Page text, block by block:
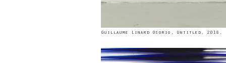
Guillaume Linard Osorio, Untitled,